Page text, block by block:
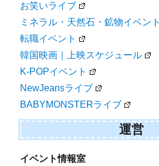
お笑いライブ
ミネラル・天然石・鉱物イベント
転職イベント
韓国映画｜上映スケジュール
K-POPイベント
NewJeansライブ
BABYMONSTERライブ
運営
イベント情報室